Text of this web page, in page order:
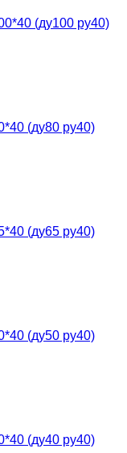
(ду100 ру40)
(ду80 ру40)
(ду65 ру40)
(ду50 ру40)
(ду40 ру40)